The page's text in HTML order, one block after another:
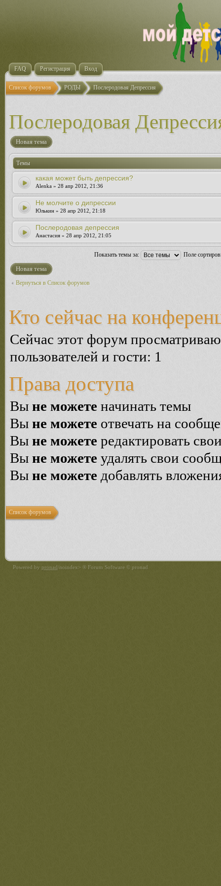
FAQ Регистрация Вход
Список форумов РОДЫ Послеродовая Депрессия
Послеродовая
Новая тема
Темы
какая может быть депрессия?
Alenka » 28 апр 2012, 21:36
Не молчите о дипрессии
Юлькин » 28 апр 2012, 21:18
Послеродовая депрессия
Анастасия » 28 апр 2012, 21:05
Показать темы за: Поле
Новая тема
Вернуться в Список форумов
Кто сейчас на
Сейчас этот форум
пользователей и гости: 1
Права доступа
Вы не можете начинать темы
Вы не можете отвечать на
Вы не можете редактировать
Вы не можете удалять свои
Вы не можете добавлять
Список форумов
Powered by pronad/noindex> ® Forum Software © pronad